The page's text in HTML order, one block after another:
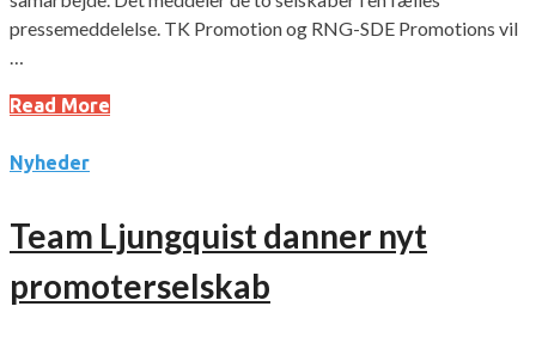
pressemeddelelse. TK Promotion og RNG-SDE Promotions vil
…
Read More
Nyheder
Team Ljungquist danner nyt
promoterselskab